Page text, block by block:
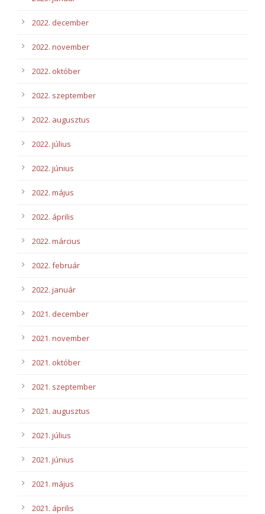
2022. december
2022. november
2022. október
2022. szeptember
2022. augusztus
2022. július
2022. június
2022. május
2022. április
2022. március
2022. február
2022. január
2021. december
2021. november
2021. október
2021. szeptember
2021. augusztus
2021. július
2021. június
2021. május
2021. április